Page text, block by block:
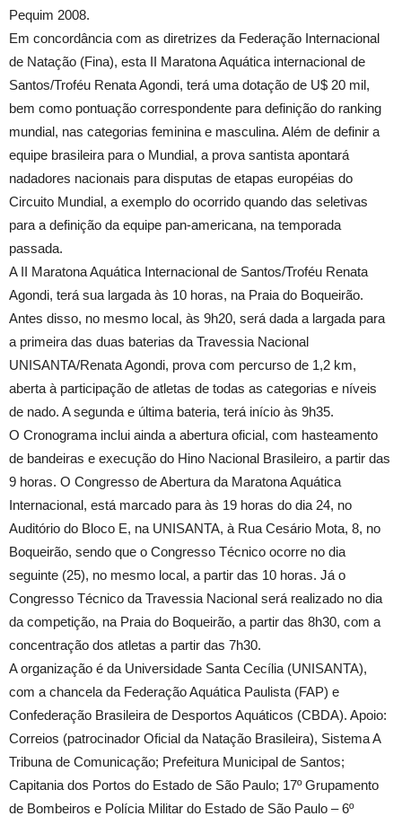
Pequim 2008.
Em concordância com as diretrizes da Federação Internacional
de Natação (Fina), esta II Maratona Aquática internacional de
Santos/Troféu Renata Agondi, terá uma dotação de U$ 20 mil,
bem como pontuação correspondente para definição do ranking
mundial, nas categorias feminina e masculina. Além de definir a
equipe brasileira para o Mundial, a prova santista apontará
nadadores nacionais para disputas de etapas européias do
Circuito Mundial, a exemplo do ocorrido quando das seletivas
para a definição da equipe pan-americana, na temporada
passada.
A II Maratona Aquática Internacional de Santos/Troféu Renata
Agondi, terá sua largada às 10 horas, na Praia do Boqueirão.
Antes disso, no mesmo local, às 9h20, será dada a largada para
a primeira das duas baterias da Travessia Nacional
UNISANTA/Renata Agondi, prova com percurso de 1,2 km,
aberta à participação de atletas de todas as categorias e níveis
de nado. A segunda e última bateria, terá início às 9h35.
O Cronograma inclui ainda a abertura oficial, com hasteamento
de bandeiras e execução do Hino Nacional Brasileiro, a partir das
9 horas. O Congresso de Abertura da Maratona Aquática
Internacional, está marcado para às 19 horas do dia 24, no
Auditório do Bloco E, na UNISANTA, à Rua Cesário Mota, 8, no
Boqueirão, sendo que o Congresso Técnico ocorre no dia
seguinte (25), no mesmo local, a partir das 10 horas. Já o
Congresso Técnico da Travessia Nacional será realizado no dia
da competição, na Praia do Boqueirão, a partir das 8h30, com a
concentração dos atletas a partir das 7h30.
A organização é da Universidade Santa Cecília (UNISANTA),
com a chancela da Federação Aquática Paulista (FAP) e
Confederação Brasileira de Desportos Aquáticos (CBDA). Apoio:
Correios (patrocinador Oficial da Natação Brasileira), Sistema A
Tribuna de Comunicação; Prefeitura Municipal de Santos;
Capitania dos Portos do Estado de São Paulo; 17º Grupamento
de Bombeiros e Polícia Militar do Estado de São Paulo – 6º